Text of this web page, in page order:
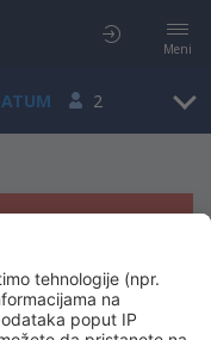
Meni
2
prikažemo